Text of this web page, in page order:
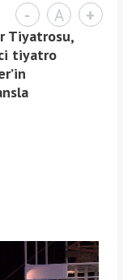
- A +
Tiyatrosu,
tiyatro